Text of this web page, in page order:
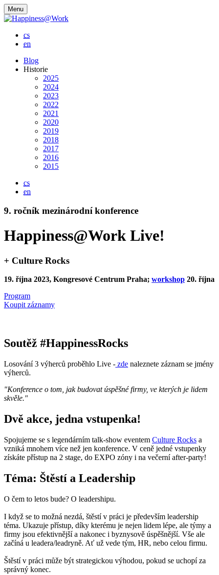
Menu
cs
en
Blog
Historie
2025
2024
2023
2022
2021
2020
2019
2018
2017
2016
2015
cs
en
9. ročník mezinárodní konference
Happiness@Work Live!
+ Culture Rocks
19. října 2023, Kongresové Centrum Praha; workshop 20. října
Program
Koupit záznamy
Soutěž #HappinessRocks
Losování 3 výherců proběhlo Live - zde naleznete záznam se jmény
výherců.
"Konference o tom, jak budovat úspěšné firmy, ve kterých je lidem
skvěle."
Dvě akce, jedna vstupenka!
Spojujeme se s legendárním talk-show eventem Culture Rocks a
vzniká mnohem více než jen konference. V ceně jedné vstupenky
získáte přístup na 2 stage, do EXPO zóny i na večerní after-party!
Téma: Štěstí a Leadership
O čem to letos bude? O leadershipu.
I když se to možná nezdá, štěstí v práci je především leadership
téma. Ukazuje přístup, díky kterému je nejen lidem lépe, ale týmy a
firmy jsou efektivnější a nakonec i byznysově úspěšnější. Vše ale
začíná u leadera/leadryně. Ať už vede tým, HR, nebo celou firmu.
Štěstí v práci může být strategickou výhodou, pokud se uchopí za
správný konec.